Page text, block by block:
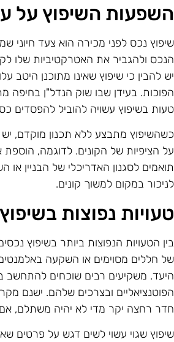
השיפוץ על
נכס לפני מכירה הוא צעד חיוני
ולהגביר את האטרקטיביות שלו
להבין כי שיפוץ שאינו מתוכנן היטב
בעידן שבו שוק הנדל"ן בחיפה
בשיפוץ עשויה להוביל להפסדים
מתבצע ללא תכנון מוקדם, יש
הציפיות של הקונים. לדוגמה, הוספת
לסגנון האדריכלי של הבניין או
במקום למשוך קונים.
נפוצות
הטעויות הנפוצות ביותר בשיפוץ
חללים מסוימים או השקעה
משקיעים רבים שוכחים להתחשב
ובצרכים שלהם. ישנם
רחצה יקר מדי לא יהיה משתלם,
שגוי עשוי לשים דגש על פרטים